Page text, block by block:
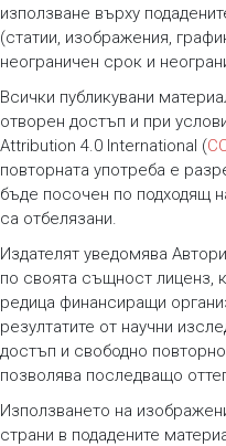
използване върху
(статии, изображения,
неограничен срок и
Всички публикувани
отворен достъп и при
Attribution 4.0 International (
повторната употреба е
бъде посочен по подходящ
са отбелязани.
Издателят уведомява
по своята същност лиценз,
редица финансиращи
резултатите от научни
достъп и свободно
позволява последващо
Използването на
страни в подадените